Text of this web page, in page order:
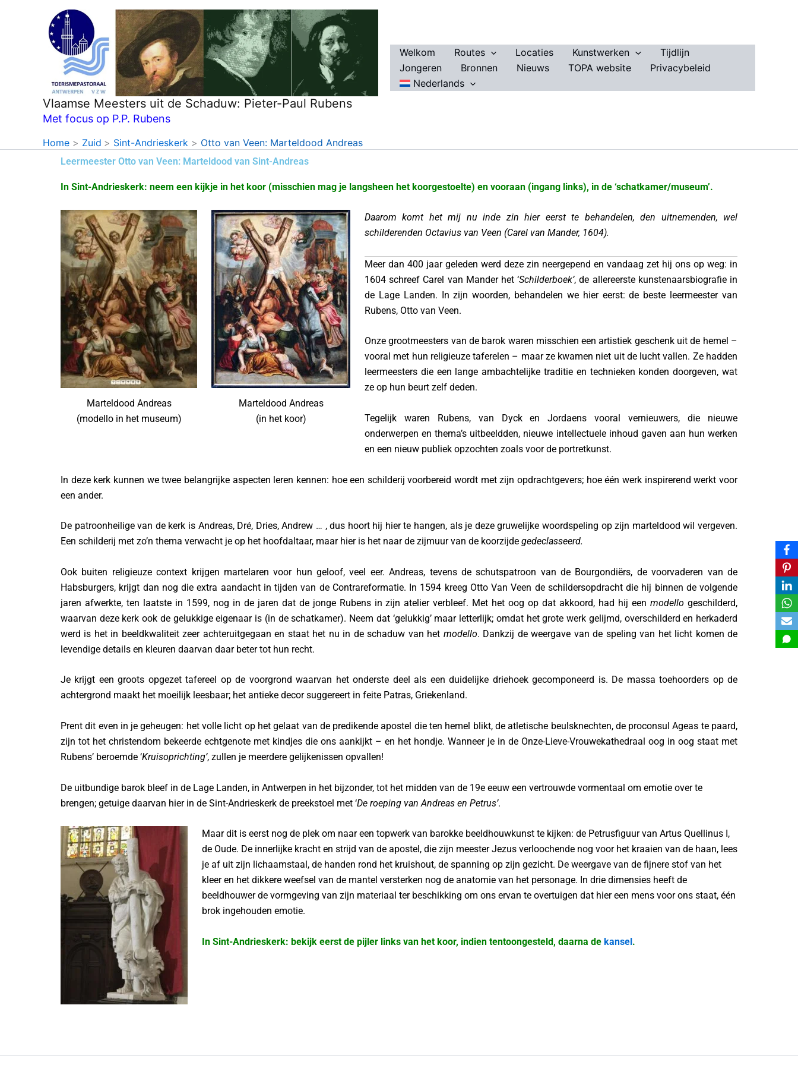
Vlaamse Meesters uit de Schaduw: Pieter-Paul Rubens
Met focus op P.P. Rubens
Welkom Routes Locaties Kunstwerken
Tijdlijn
Jongeren
Bronnen Nieuws TOPA website
Privacybeleid
Nederlands
Home Zuid Sint-Andrieskerk Otto van Veen: Marteldood Andreas
Leermeester Otto van Veen: Marteldood van Sint-Andreas
In Sint-Andrieskerk: neem een kijkje in het koor (misschien mag je langsheen het koorgestoelte) en vooraan (ingang links), in de ‘schatkamer/museum’.
Marteldood Andreas
(modello in het museum)
Marteldood Andreas
(in het koor)
Daarom komt het mij nu inde zin hier eerst te behandelen, den uitnemenden, wel
schilderenden Octavius van Veen (Carel van Mander, 1604).
Meer dan 400 jaar geleden werd deze zin neergepend en vandaag zet hij ons op weg: in
1604 schreef Carel van Mander het ‘Schilderboek’, de allereerste kunstenaarsbiografie in
de Lage Landen. In zijn woorden, behandelen we hier eerst: de beste leermeester van
Rubens, Otto van Veen.
Onze grootmeesters van de barok waren misschien een artistiek geschenk uit de hemel –
vooral met hun religieuze taferelen – maar ze kwamen niet uit de lucht vallen. Ze hadden
leermeesters die een lange ambachtelijke traditie en technieken konden doorgeven, wat
ze op hun beurt zelf deden.
Tegelijk waren Rubens, van Dyck en Jordaens vooral vernieuwers, die nieuwe
onderwerpen en thema’s uitbeeldden, nieuwe intellectuele inhoud gaven aan hun werken
en een nieuw publiek opzochten zoals voor de portretkunst.
In deze kerk kunnen we twee belangrijke aspecten leren kennen: hoe een schilderij voorbereid wordt met zijn opdrachtgevers; hoe één werk inspirerend werkt voor
een ander.
De patroonheilige van de kerk is Andreas, Dré, Dries, Andrew … , dus hoort hij hier te hangen, als je deze gruwelijke woordspeling op zijn marteldood wil vergeven.
Een schilderij met zo’n thema verwacht je op het hoofdaltaar, maar hier is het naar de zijmuur van de koorzijde gedeclasseerd.
Ook buiten religieuze context krijgen martelaren voor hun geloof, veel eer. Andreas, tevens de schutspatroon van de Bourgondiërs, de voorvaderen van de
Habsburgers, krijgt dan nog die extra aandacht in tijden van de Contrareformatie. In 1594 kreeg Otto Van Veen de schildersopdracht die hij binnen de volgende
jaren afwerkte, ten laatste in 1599, nog in de jaren dat de jonge Rubens in zijn atelier verbleef. Met het oog op dat akkoord, had hij eenmodello geschilderd,
waarvan deze kerk ook de gelukkige eigenaar is (in de schatkamer). Neem dat ‘gelukkig’ maar letterlijk; omdat het grote werk gelijmd, overschilderd en herkaderd
werd is het in beeldkwaliteit zeer achteruitgegaan en staat het nu in de schaduw van het modello. Dankzij de weergave van de speling van het licht komen de
levendige details en kleuren daarvan daar beter tot hun recht.
Je krijgt een groots opgezet tafereel op de voorgrond waarvan het onderste deel als een duidelijke driehoek gecomponeerd is. De massa toehoorders op de
achtergrond maakt het moeilijk leesbaar; het antieke decor suggereert in feite Patras, Griekenland.
Prent dit even in je geheugen: het volle licht op het gelaat van de predikende apostel die ten hemel blikt, de atletische beulsknechten, de proconsul Ageas te paard,
zijn tot het christendom bekeerde echtgenote met kindjes die ons aankijkt – en het hondje. Wanneer je in de Onze-Lieve-Vrouwe­kathedraal oog in oog staat met
Rubens’ beroemde ‘Kruisoprichting’, zullen je meerdere gelijkenissen opvallen!
De uitbundige barok bleef in de Lage Landen, in Antwerpen in het bijzonder, tot het midden van de 19e eeuw een vertrouwde vormentaal om emotie over te
brengen; getuige daarvan hier in de Sint-Andrieskerk de preekstoel met ‘De roeping van Andreas en Petrus’.
Maar dit is eerst nog de plek om naar een topwerk van barokke beeldhouwkunst te kijken: de Petrusfiguur van Artus Quellinus I,
de Oude. De innerlijke kracht en strijd van de apostel, die zijn meester Jezus verloochende nog voor het kraaien van de haan, lees
je af uit zijn lichaamstaal, de handen rond het kruishout, de spanning op zijn gezicht. De weergave van de fijnere stof van het
kleer en het dikkere weefsel van de mantel versterken nog de anatomie van het personage. In drie dimensies heeft de
beeldhouwer de vormgeving van zijn materiaal ter beschikking om ons ervan te overtuigen dat hier een mens voor ons staat, één
brok ingehouden emotie.
In Sint-Andrieskerk: bekijk eerst de pijler links van het koor, indien tentoongesteld, daarna de kansel.